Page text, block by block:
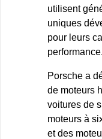
utilisent
uniques
pour leurs
performance.
Porsche a
de moteurs
voitures de
moteurs à
et des